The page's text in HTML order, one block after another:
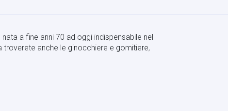
a fine anni 70 ad oggi indispensabile nel
anche le ginocchiere e gomitiere,